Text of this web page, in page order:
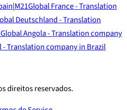
|M21Global France - Translation
Deutschland - Translation
Angola - Translation company
- Translation company in Brazil
direitos reservados.